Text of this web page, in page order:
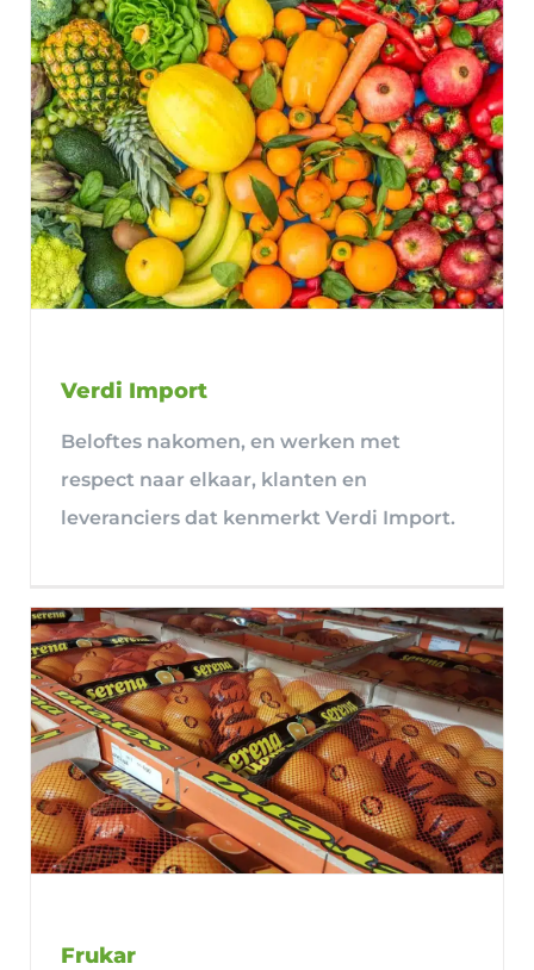
Verdi Import
Beloftes nakomen, en werken met
respect naar elkaar, klanten en
leveranciers dat kenmerkt Verdi Import.
Frukar